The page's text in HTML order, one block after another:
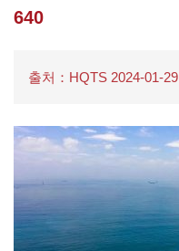
640
출처：HQTS 2024-01-29